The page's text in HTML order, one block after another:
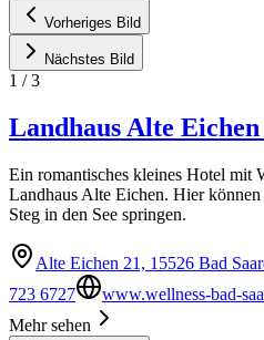
Vorheriges Bild
Nächstes Bild
1 /3
Landhaus Alte
Ein romantisches kleines Hotel mit
Landhaus Alte Eichen. Hier
Steg in den See springen.
Alte Eichen 21, 15526 Bad
723 6727
www.wellness-bad-
Mehr sehen